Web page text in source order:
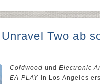
Two ab
Coldwood und Electronic
EA PLAY in Los Angeles